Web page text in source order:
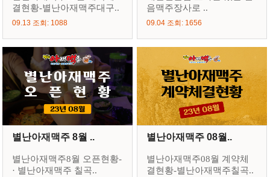
결현황-별난아재맥주대구..
09.13 조회: 1088
음맥주장사로 ..
09.04 조회: 1656
별난아재맥주 8월 ..
별난아재맥주8월 오픈현황-
· 별난아재맥주 칠곡..
별난아재맥주 08월..
별난아재맥주08월 계약체
결현황-별난아재맥주칠곡..